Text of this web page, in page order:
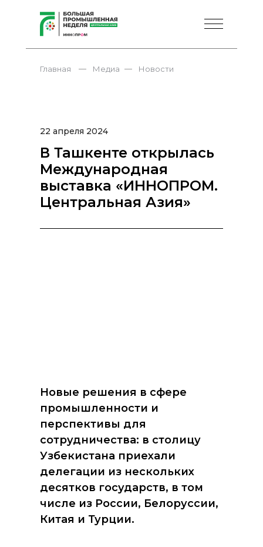
Главная Новости
— Медиа —
В Ташкенте открылась
Международная
выставка «ИННОПРОМ.
Центральная Азия»
22 апреля 2024
Новые решения в сфере
промышленности и
перспективы для
сотрудничества: в столицу
Узбекистана приехали
делегации из нескольких
десятков государств, в том
числе из России, Белоруссии,
Китая и Турции.